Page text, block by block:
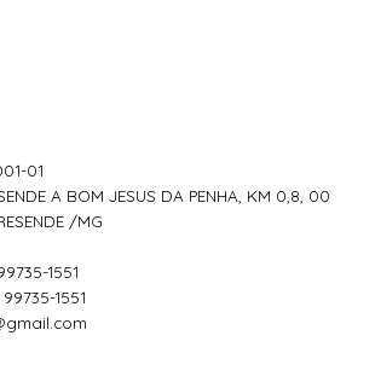
01
A BOM JESUS DA PENHA, KM 0,8, 00
/MG
1551
1551